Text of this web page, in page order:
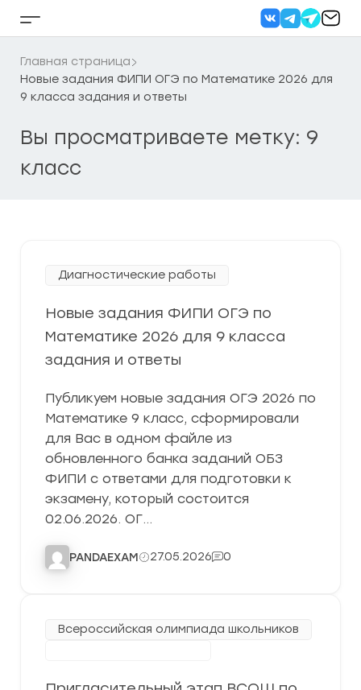
Кнопка
бокового
меню
Главная страница
Новые задания ФИПИ ОГЭ по Математике 2026 для
9 класса задания и ответы
Вы просматриваете метку: 9
класс
Диагностические работы
Новые задания ФИПИ ОГЭ по
Математике 2026 для 9 класса
задания и ответы
Публикуем новые задания ОГЭ 2026 по
Математике 9 класс, сформировали
для Вас в одном файле из
обновленного банка заданий ОБЗ
ФИПИ с ответами для подготовки к
экзамену, который состоится
02.06.2026. ОГ…
PANDAEXAM 27.05.2026 0
Всероссийская олимпиада школьников